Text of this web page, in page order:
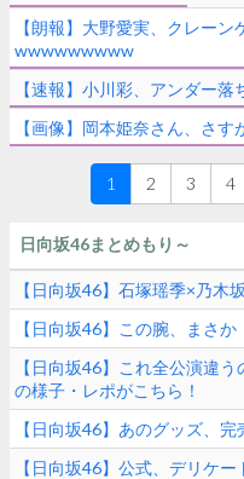
【朗報】大野愛実、クレー
wwwwwwwww
【速報】小川彩、アンダー落
【画像】岡本姫奈さん、さす
1 2 3 4
日向坂46まとめもり～
【日向坂46】石塚瑶季×乃木
【日向坂46】この腕、まさ
【日向坂46】これ全公演違
の様子・レポがこちら！
【日向坂46】あのグッズ、完
【日向坂46】公式、デリケ